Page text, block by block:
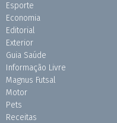
Esporte
Economia
Editorial
Exterior
Guia Saúde
Informação Livre
Magnus Futsal
Motor
Pets
Receitas